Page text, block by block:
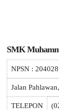
SMK
NPSN :
Jalan
TELEPON